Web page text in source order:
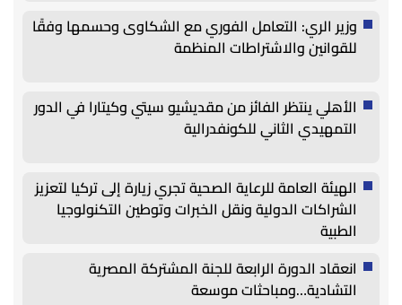
وزير الري: التعامل الفوري مع الشكاوى وحسمها وفقًا
للقوانين والاشتراطات المنظمة
الأهلي ينتظر الفائز من مقديشيو سيتي وكيتارا في الدور
التمهيدي الثاني للكونفدرالية
الهيئة العامة للرعاية الصحية تجري زيارة إلى تركيا لتعزيز
الشراكات الدولية ونقل الخبرات وتوطين التكنولوجيا
الطبية
انعقاد الدورة الرابعة للجنة المشتركة المصرية
التشادية…ومباحثات موسعة